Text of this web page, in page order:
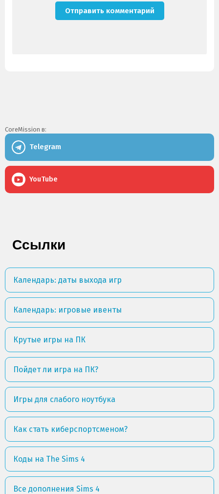
CoreMission в:
Telegram
YouTube
Ссылки
Календарь: даты выхода игр
Календарь: игровые ивенты
Крутые игры на ПК
Пойдет ли игра на ПК?
Игры для слабого ноутбука
Как стать киберспортсменом?
Коды на The Sims 4
Все дополнения Sims 4